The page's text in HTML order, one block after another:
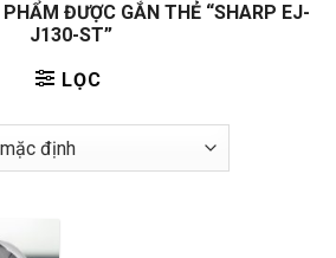
ĐƯỢC GẮN THẺ “SHARP EJ-
J130-ST”
LỌC